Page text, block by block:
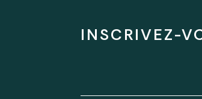
INSCRIVEZ-